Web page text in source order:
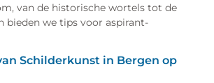
van de historische wortels tot de
bieden we tips voor aspirant-
Schilderkunst in Bergen op